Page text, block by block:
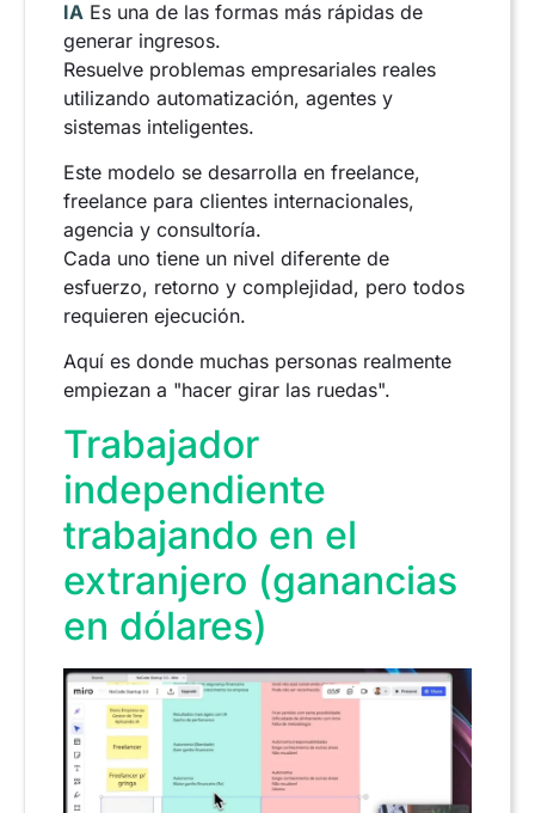
IA Es una de las formas más rápidas de
generar ingresos.
Resuelve problemas empresariales reales
utilizando automatización, agentes y
sistemas inteligentes.
Este modelo se desarrolla en freelance,
freelance para clientes internacionales,
agencia y consultoría.
Cada uno tiene un nivel diferente de
esfuerzo, retorno y complejidad, pero todos
requieren ejecución.
Aquí es donde muchas personas realmente
empiezan a "hacer girar las ruedas".
Trabajador
independiente
trabajando en el
extranjero (ganancias
en dólares)